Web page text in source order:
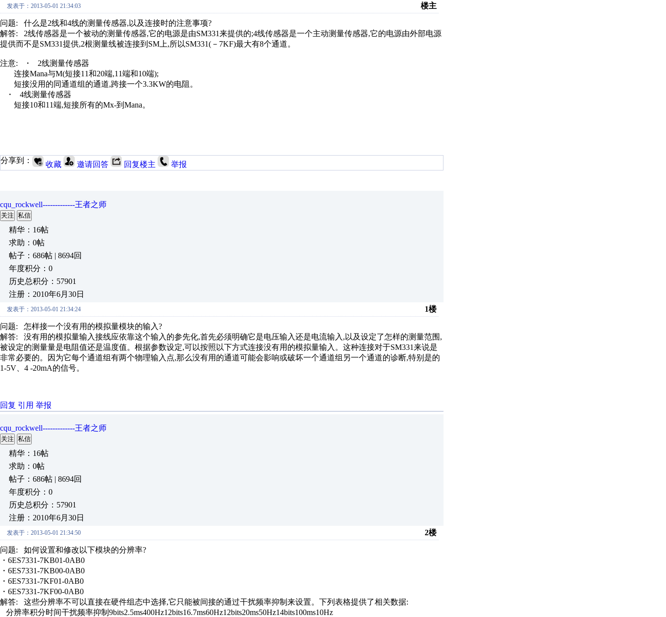
发表于：2013-05-01 21:34:03 楼主
问题: 什么是2线和4线的测量传感器,以及连接时的注意事项?
解答: 2线传感器是一个被动的测量传感器,它的电源是由SM331来提供的;4线传感器是一个主动测量传感器,它的电源由外部电源
提供而不是SM331提供,2根测量线被连接到SM上,所以SM331(－7KF)最大有8个通道。
注意: ・ 2线测量传感器
连接Mana与M(短接11和20端,11端和10端);
短接没用的同通道组的通道,跨接一个3.3KW的电阻。
・ 4线测量传感器
短接10和11端,短接所有的Mx-到Mana。
分享到： 收藏 邀请回答 回复楼主 举报
cqu_rockwell-------------王者之师
关注 私信
精华：16帖
求助：0帖
帖子：686帖 | 8694回
年度积分：0
历史总积分：57901
注册：2010年6月30日
发表于：2013-05-01 21:34:24 1楼
问题: 怎样接一个没有用的模拟量模块的输入?
解答: 没有用的模拟量输入接线应依靠这个输入的参先化,首先必须明确它是电压输入还是电流输入,以及设定了怎样的测量范围,
被设定的测量量是电阻值还是温度值。根据参数设定,可以按照以下方式连接没有用的模拟量输入。这种连接对于SM331来说是
非常必要的。因为它每个通道组有两个物理输入点,那么没有用的通道可能会影响或破坏一个通道组另一个通道的诊断,特别是的
1-5V、4 -20mA的信号。
回复 引用 举报
cqu_rockwell-------------王者之师
关注 私信
精华：16帖
求助：0帖
帖子：686帖 | 8694回
年度积分：0
历史总积分：57901
注册：2010年6月30日
发表于：2013-05-01 21:34:50 2楼
问题: 如何设置和修改以下模块的分辨率?
・6ES7331-7KB01-0AB0
・6ES7331-7KB00-0AB0
・6ES7331-7KF01-0AB0
・6ES7331-7KF00-0AB0
解答: 这些分辨率不可以直接在硬件组态中选择,它只能被间接的通过干扰频率抑制来设置。下列表格提供了相关数据:
分辨率积分时间干扰频率抑制9bits2.5ms400Hz12bits16.7ms60Hz12bits20ms50Hz14bits100ms10Hz